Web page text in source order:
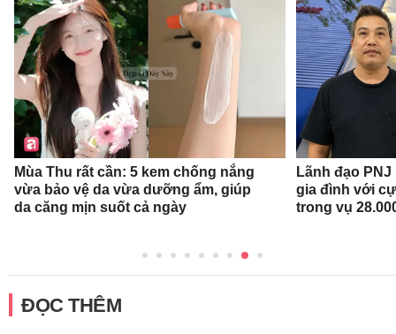
Mùa Thu rất cần: 5 kem chống nắng
vừa bảo vệ da vừa dưỡng ẩm, giúp
da căng mịn suốt cả ngày
Lãnh đạo
gia đình với
trong vụ
ĐỌC THÊM